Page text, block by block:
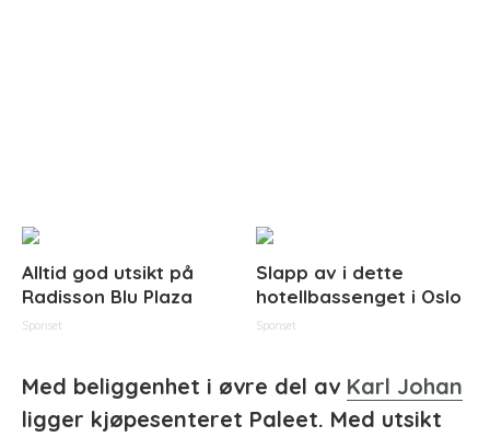
Alltid god utsikt på
Radisson Blu Plaza
Sponset
Slapp av i dette
hotellbassenget i Oslo
Sponset
Med beliggenhet i øvre del av Karl Johan
ligger kjøpesenteret Paleet. Med utsikt